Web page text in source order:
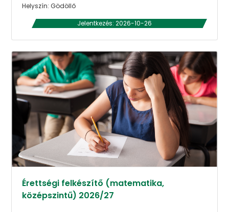
Helyszín: Gödöllő
Jelentkezés: 2026-10-26
Érettségi felkészítő (matematika,
középszintű) 2026/27